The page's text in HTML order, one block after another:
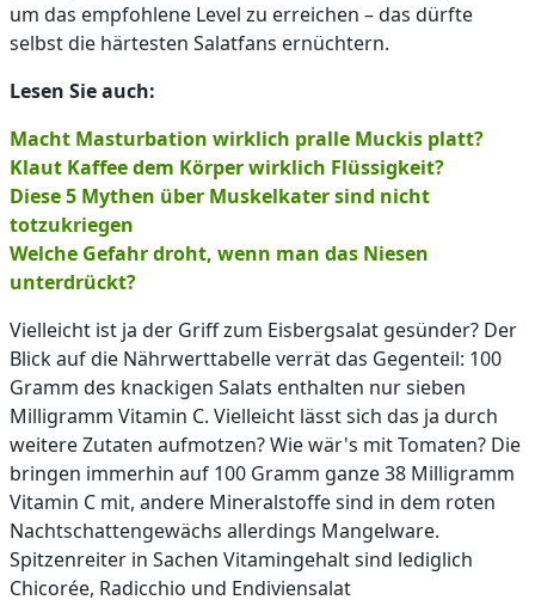
um das empfohlene Level zu erreichen – das dürfte
selbst die härtesten Salatfans ernüchtern.
Lesen Sie auch:
Macht Masturbation wirklich pralle Muckis platt?
Klaut Kaffee dem Körper wirklich Flüssigkeit?
Diese 5 Mythen über Muskelkater sind nicht
totzukriegen
Welche Gefahr droht, wenn man das Niesen
unterdrückt?
Vielleicht ist ja der Griff zum Eisbergsalat gesünder? Der
Blick auf die Nährwerttabelle verrät das Gegenteil: 100
Gramm des knackigen Salats enthalten nur sieben
Milligramm Vitamin C. Vielleicht lässt sich das ja durch
weitere Zutaten aufmotzen? Wie wär's mit Tomaten? Die
bringen immerhin auf 100 Gramm ganze 38 Milligramm
Vitamin C mit, andere Mineralstoffe sind in dem roten
Nachtschattengewächs allerdings Mangelware.
Spitzenreiter in Sachen Vitamingehalt sind lediglich
Chicorée, Radicchio und Endiviensalat